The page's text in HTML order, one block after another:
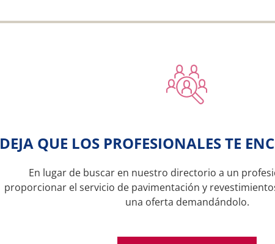
DEJA QUE LOS PROFESIONALES TE
En lugar de buscar en nuestro directorio a un
proporcionar el servicio de pavimentación y
una oferta demandándolo.